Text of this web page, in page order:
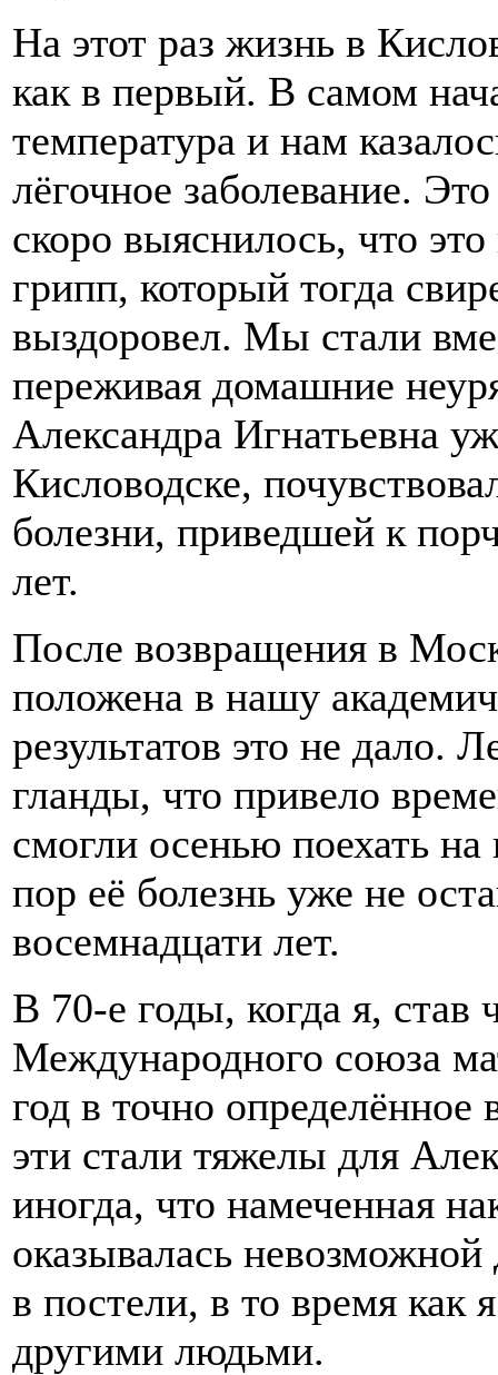
На этот раз жизнь в
как в первый. В самом
температура и нам
лёгочное заболевание.
скоро выяснилось, что
грипп, который тогда
выздоровел. Мы стали
переживая домашние
Александра Игнатьевна
Кисловодске,
болезни, приведшей к
лет.
После возвращения в
положена в нашу
результатов это не дало.
гланды, что привело
смогли осенью поехать
пор её болезнь уже не
восемнадцати лет.
В 70-е годы, когда я, став
Международного союза
год в точно определённое
эти стали тяжелы для
иногда, что намеченная
оказывалась
в постели, в то время как
другими людьми.